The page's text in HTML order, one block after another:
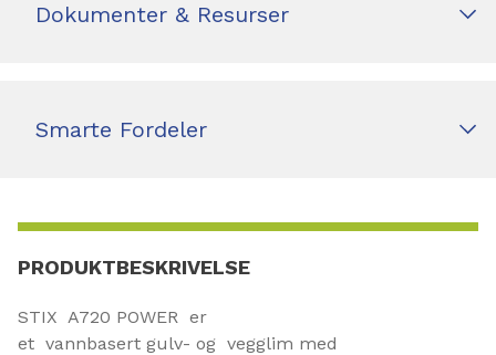
Dokumenter & Resurser
Smarte Fordeler
PRODUKTBESKRIVELSE
STIX A720 POWER er
et vannbasert gulv- og vegglim med